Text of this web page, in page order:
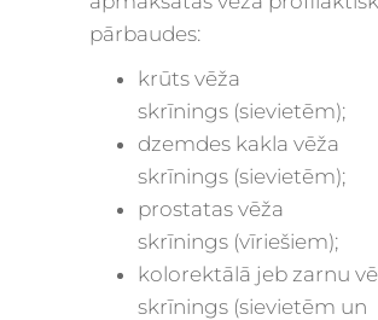
pārbaudes:
krūts vēža
skrīnings(sievietēm);
dzemdes kakla vēža
skrīnings(sievietēm);
prostatas vēža
skrīnings(vīriešiem);
kolorektālā jeb zarnu
skrīnings(sievietēm un